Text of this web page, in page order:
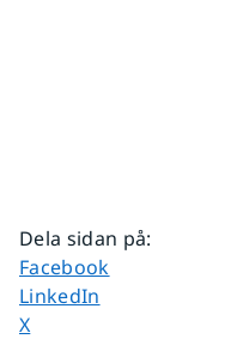
Dela sidan på:
Dela sidan på
Facebook
Dela sidan på
LinkedIn
Dela sidan på
X